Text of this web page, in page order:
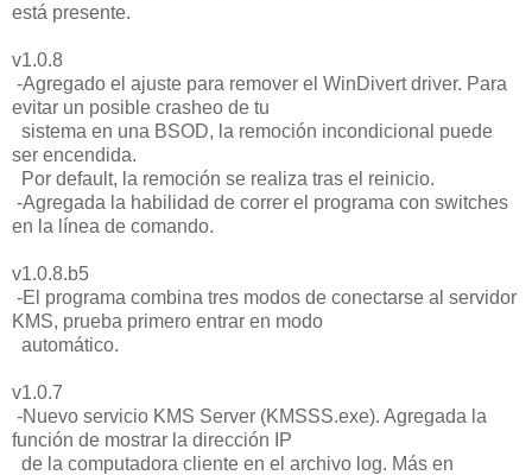
está presente.
v1.0.8
-Agregado el ajuste para remover el WinDivert driver. Para
evitar un posible crasheo de tu
sistema en una BSOD, la remoción incondicional puede
ser encendida.
Por default, la remoción se realiza tras el reinicio.
-Agregada la habilidad de correr el programa con switches
en la línea de comando.
v1.0.8.b5
-El programa combina tres modos de conectarse al servidor
KMS, prueba primero entrar en modo
automático.
v1.0.7
-Nuevo servicio KMS Server (KMSSS.exe). Agregada la
función de mostrar la dirección IP
de la computadora cliente en el archivo log. Más en